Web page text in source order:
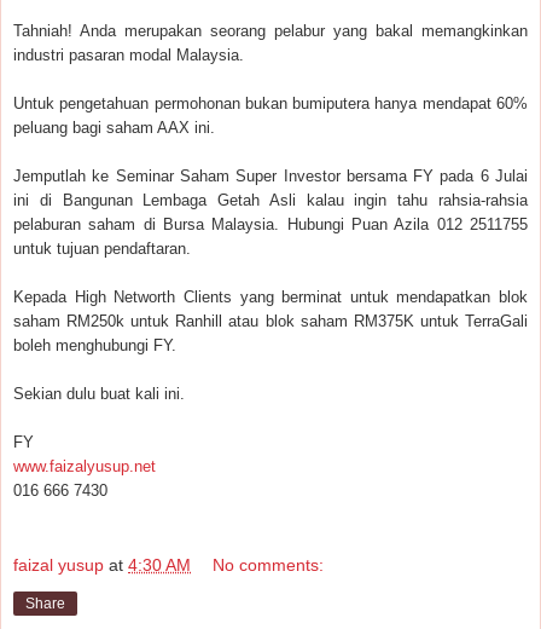
Tahniah! Anda merupakan seorang pelabur yang bakal memangkinkan
industri pasaran modal Malaysia.
Untuk pengetahuan permohonan bukan bumiputera hanya mendapat 60%
peluang bagi saham AAX ini.
Jemputlah ke Seminar Saham Super Investor bersama FY pada 6 Julai
ini di Bangunan Lembaga Getah Asli kalau ingin tahu rahsia-rahsia
pelaburan saham di Bursa Malaysia. Hubungi Puan Azila 012 2511755
untuk tujuan pendaftaran.
Kepada High Networth Clients yang berminat untuk mendapatkan blok
saham RM250k untuk Ranhill atau blok saham RM375K untuk TerraGali
boleh menghubungi FY.
Sekian dulu buat kali ini.
FY
www.faizalyusup.net
016 666 7430
faizal yusup at 4:30 AM No comments:
Share